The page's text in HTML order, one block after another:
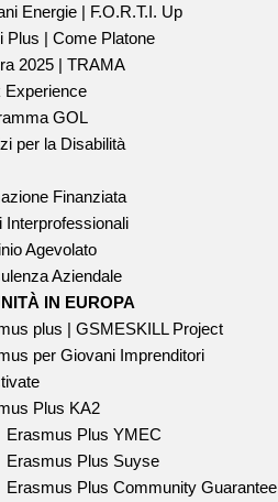
Energie | F.O.R.T.I. Up
Plus | Come Platone
2025 | TRAMA
Experience
GOL
per la Disabilità
Finanziata
Interprofessionali
Agevolato
Aziendale
IN EUROPA
plus | GSMESKILL Project
per Giovani Imprenditori
Plus KA2
Erasmus Plus YMEC
Erasmus Plus Suyse
Erasmus Plus Community Guarantee